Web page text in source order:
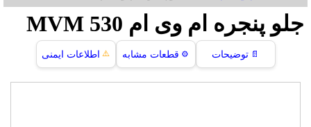
جلو پنجره ام وی ام 530 MVM
📄 توضیحات ⚙️ قطعات مشابه ⚠️ اطلاعات ایمنی